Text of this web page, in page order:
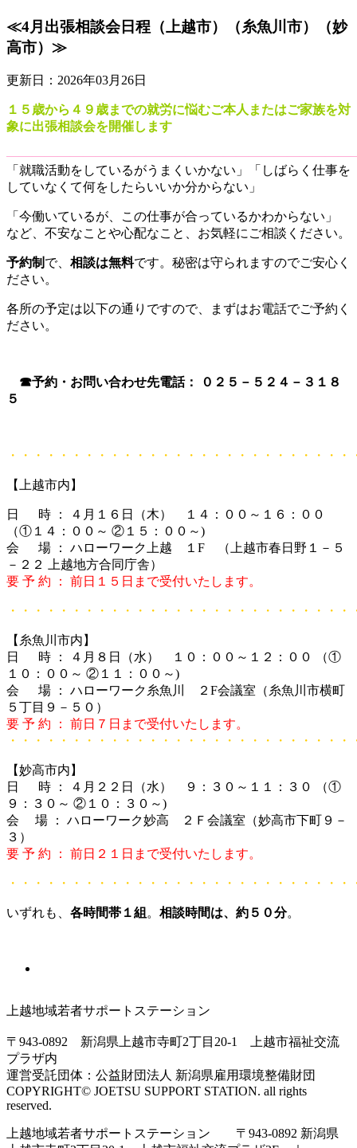
≪4月出張相談会日程（上越市）（糸魚川市）（妙
高市）≫
更新日：2026年03月26日
１５歳から４９歳までの就労に悩むご本人またはご家族を対
象に出張相談会を開催します
「就職活動をしているがうまくいかない」「しばらく仕事を
していなくて何をしたらいいか分からない」
「今働いているが、この仕事が合っているかわからない」
など、不安なことや心配なこと、お気軽にご相談ください。
予約制 で、 相談は無料です。秘密は守られますのでご安心く
ださい。
各所の予定は以下の通りですので、まずはお電話でご予約く
ださい。
☎予約・お問い合わせ先電話： ０２５－５２４－３１８
５
・・・・・・・・・・・・・・・・・・・・・・・・・・
【上越市内】
日 時 ： ４月１６日（木） １４：００～１６：００
（①１４：００～ ②１５：００～)
会 場 ： ハローワーク上越 １F （上越市春日野１－５
－２２ 上越地方合同庁舎）
要 予 約 ： 前日１５日まで受付いたします。
・・・・・・・・・・・・・・・・・・・・・・・・・・
【糸魚川市内】
日 時 ： ４月８日（水） １０：００～１２：００ （①
１０：００～ ②１１：００～)
会 場 ： ハローワーク糸魚川 ２F会議室（糸魚川市横町
５丁目９－５０）
要 予 約 ： 前日７日まで受付いたします。
・・・・・・・・・・・・・・・・・・・・・・・・・・
【妙高市内】
日 時 ： ４月２２日（水） ９：３０～１１：３０ （①
９：３０～ ②１０：３０～)
会 場 ： ハローワーク妙高 ２Ｆ会議室（妙高市下町９－
３）
要 予 約 ： 前日２１日まで受付いたします。
・・・・・・・・・・・・・・・・・・・・・・・・・・
いずれも、 各時間帯１組 。 相談時間は、約５０分。
上越地域若者サポートステーション
〒943-0892 新潟県上越市寺町2丁目20-1 上越市福祉交流
プラザ内
運営受託団体：公益財団法人 新潟県雇用環境整備財団
COPYRIGHT© JOETSU SUPPORT STATION. all rights
reserved.
上越地域若者サポートステーション 〒943-0892 新潟県